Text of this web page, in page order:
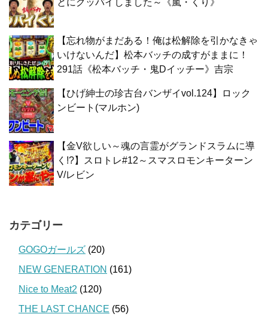
とにグッバイしました～《嵐・くり》
【忘れ物がまだある！俺は松解除を引かなきゃ
いけないんだ】松本バッチの成すがままに！
291話《松本バッチ・鬼Dイッチー》吉宗
【ひげ紳士の珍古台バンザイvol.124】ロック
ンビート(マルホン)
【金V欲しい～魂の言霊がグランドスラムに導
く!?】スロトレ#12～スマスロモンキーターン
V/レビン
カテゴリー
GOGOガールズ (20)
NEW GENERATION (161)
Nice to Meat2 (120)
THE LAST CHANCE (56)